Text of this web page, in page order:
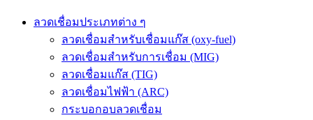
ลวดเชื่อมประเภทต่าง ๆ
ลวดเชื่อมสำหรับเชื่อมแก๊ส (oxy-fuel)
ลวดเชื่อมสำหรับการเชื่อม (MIG)
ลวดเชื่อมแก๊ส (TIG)
ลวดเชื่อมไฟฟ้า (ARC)
กระบอกอบลวดเชื่อม